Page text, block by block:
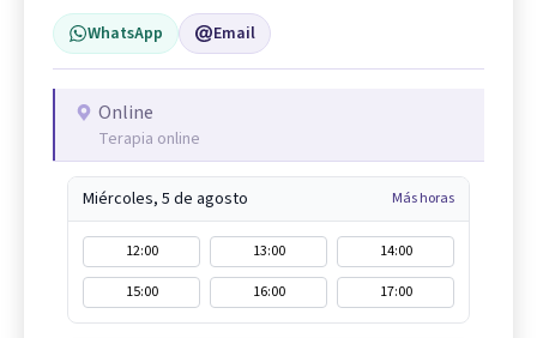
WhatsApp Email
Online
Terapia online
Miércoles, 5 de agosto Más horas
12:00 13:00
14:00
15:00
16:00 17:00